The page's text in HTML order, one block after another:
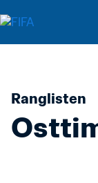
Ranglisten